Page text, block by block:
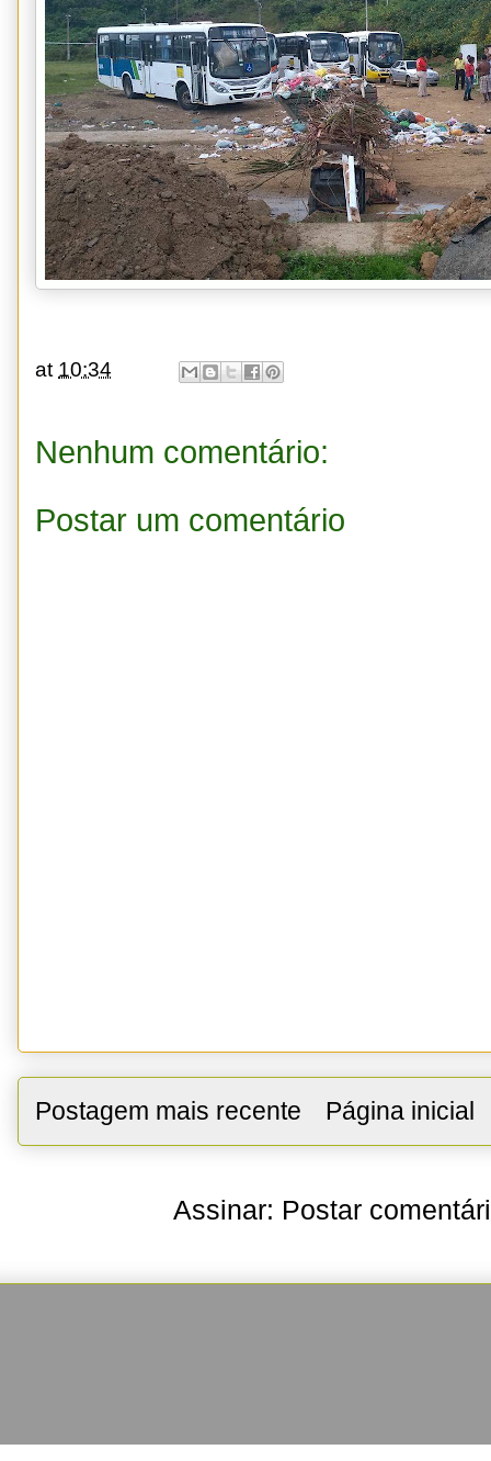
at 10:34
Nenhum comentário:
Postar um comentário
Postagem mais recente Página inicial
Assinar: Postar